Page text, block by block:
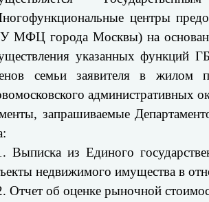
центры
МФЦ города Москвы) на
указанных функций
семьи заявителя в жилом
административных
запрашиваемые
Выписка из Единого
недвижимого имущества в
Отчет об оценке рыночной